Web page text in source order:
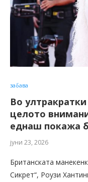
забава
Во
целото
еднаш покажа
јуни 23, 2026
Британската
Сикрет“, Роузи